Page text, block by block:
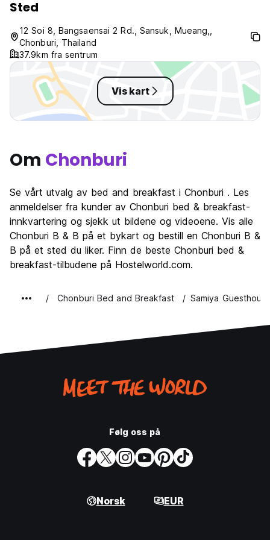
Sted
12 Soi 8, Bangsaensai 2 Rd., Sansuk, Mueang,,
Chonburi, Thailand
37.9km fra sentrum
Vis kart
Om Chonburi
Se vårt utvalg av bed and breakfast i Chonburi . Les
anmeldelser fra kunder av Chonburi bed & breakfast-
innkvartering og sjekk ut bildene og videoene. Vis alle
Chonburi B & B på et bykart og bestill en Chonburi B &
B på et sted du liker. Finn de beste Chonburi bed &
breakfast-tilbudene på Hostelworld.com.
Chonburi Bed and Breakfast Samiya
Følg oss på
Norsk EUR